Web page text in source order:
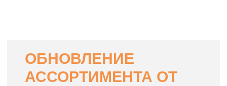
ОБНОВЛЕНИЕ
АССОРТИМЕНТА ОТ